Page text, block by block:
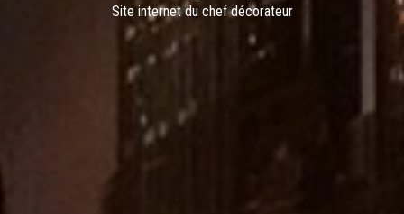
Site internet du chef décorateur